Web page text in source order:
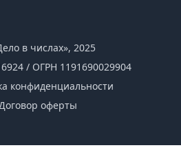
в числах», 2025
/ ОГРН 1191690029904
конфиденциальности
оферты